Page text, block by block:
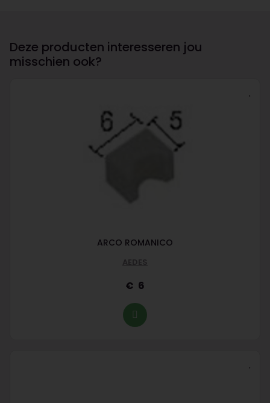
Deze producten interesseren jou
misschien ook?
ARCO ROMANICO
AEDES
6